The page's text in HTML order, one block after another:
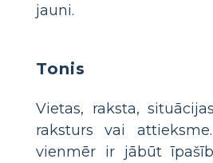
jauni.
Tonis
Vietas, raksta,
raksturs vai
vienmēr ir jābūt